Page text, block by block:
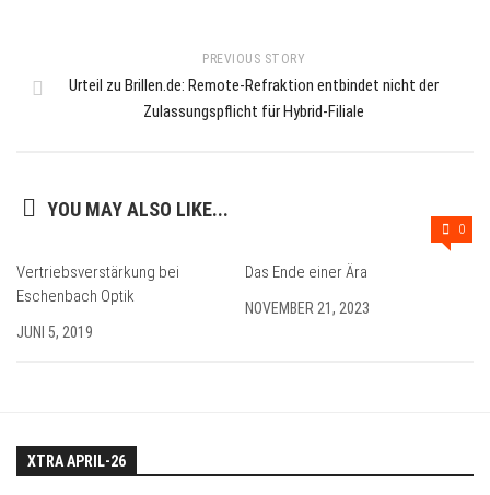
PREVIOUS STORY
Urteil zu Brillen.de: Remote-Refraktion entbindet nicht der
Zulassungspflicht für Hybrid-Filiale
YOU MAY ALSO LIKE...
Vertriebsverstärkung bei
Eschenbach Optik
JUNI 5, 2019
0
Das Ende einer Ära
NOVEMBER 21, 2023
XTRA APRIL-26